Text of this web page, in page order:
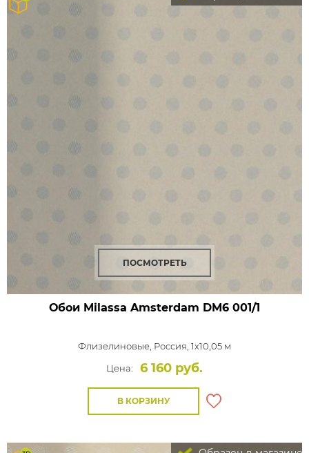
ПОСМОТРЕТЬ
Обои Milassa Amsterdam DM6 001/1
Флизелиновые, Россия, 1x10,05 м
Цена:
6 160 руб.
В КОРЗИНУ